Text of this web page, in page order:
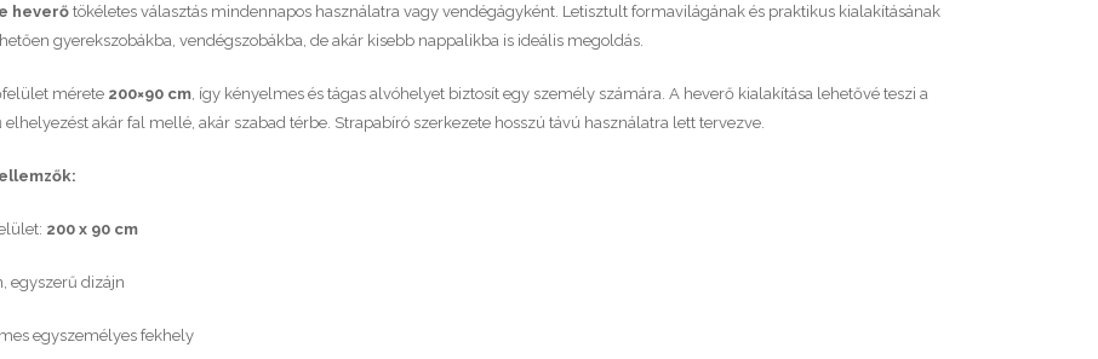
heverőtökéletes választás mindennapos használatra vagy vendégágyként. Letisztult formavilágának és praktikus kialakításának
gyerekszobákba, vendégszobákba, de akár kisebb nappalikba is ideális megoldás.
mérete 200×90 cm, így kényelmes és tágas alvóhelyet biztosít egy személy számára. A heverő kialakítása lehetővé teszi a
elhelyezést akár fal mellé, akár szabad térbe. Strapabíró szerkezete hosszú távú használatra lett tervezve.
200 x 90 cm
egyszerű dizájn
egyszemélyes fekhely